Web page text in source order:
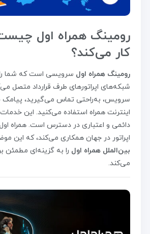
رومینگ همراه اول
کار می‌کند؟
رومینگ همراه اول سرویسی است که شما را
شبکه‌های اپراتورهای طرف قرارداد متصل
سرویس، به‌راحتی تماس می‌گیرید، پیامک
اینترنت همراه استفاده می‌کنید. این
اپراتور در جهان همکاری می‌کند، که این
بین‌الملل همراه اول را به گزینه‌ای مطمئن
می‌کند.